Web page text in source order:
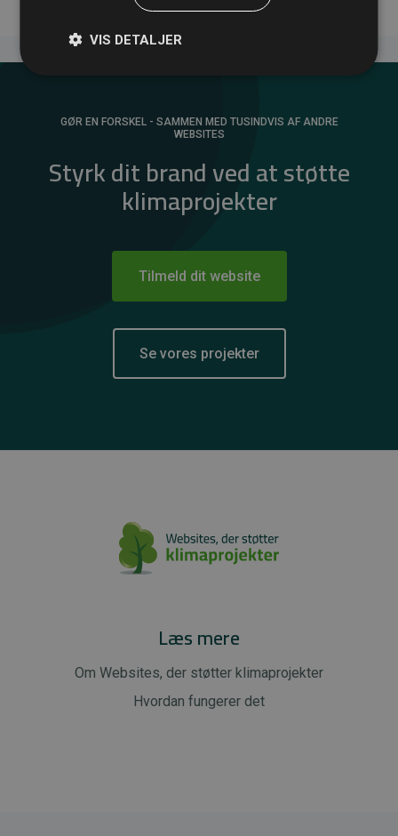
GØR EN FORSKEL - SAMMEN MED TUSINDVIS AF ANDRE
WEBSITES
Styrk dit brand ved at støtte
klimaprojekter
Tilmeld dit website
Se vores projekter
Læs mere
Om Websites, der støtter klimaprojekter
Hvordan fungerer det
VIS DETALJER